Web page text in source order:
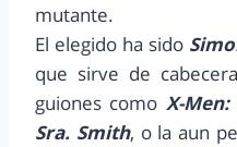
mutante.
El elegido ha sido
que sirve de
guiones como X-
Sra. Smith, o la aun